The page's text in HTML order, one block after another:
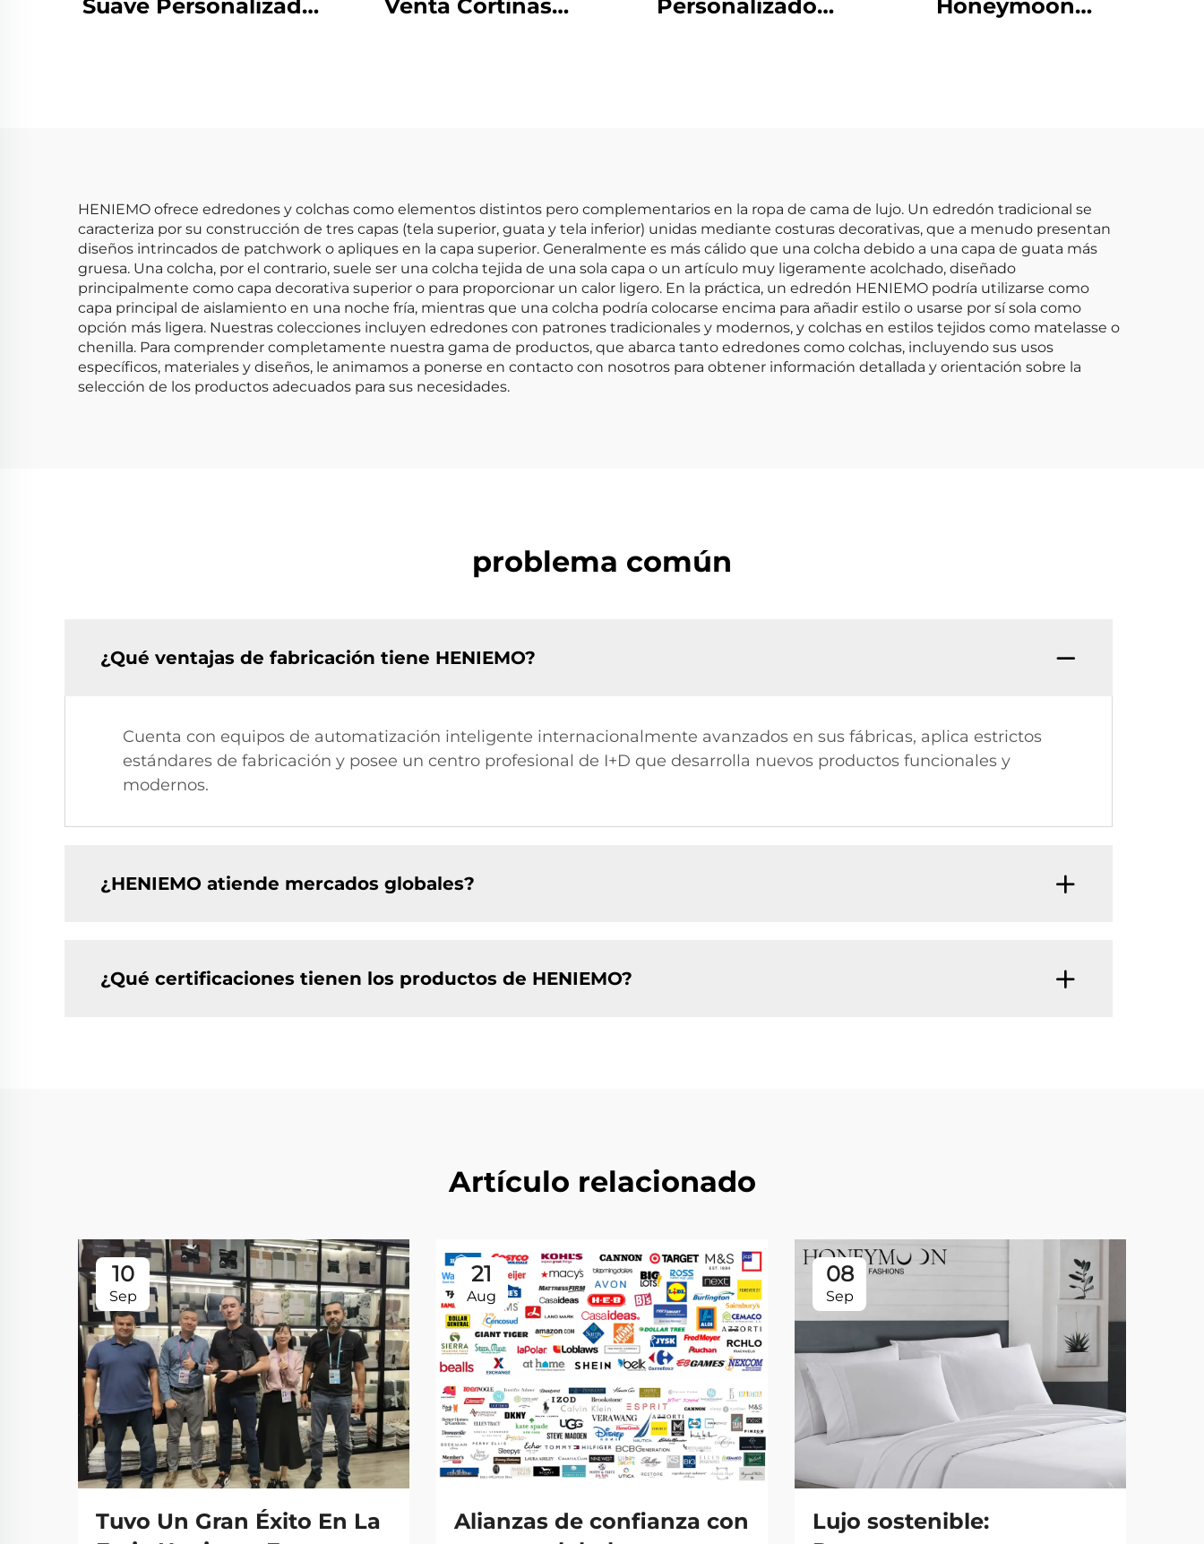
Suave Personalizado
Venta Cortinas
Personalizado
Honeymoon
HENIEMO ofrece edredones y colchas como elementos distintos pero complementarios en la ropa de cama de lujo. Un edredón tradicional se
caracteriza por su construcción de tres capas (tela superior, guata y tela inferior) unidas mediante costuras decorativas, que a menudo presentan
diseños intrincados de patchwork o apliques en la capa superior. Generalmente es más cálido que una colcha debido a una capa de guata más
gruesa. Una colcha, por el contrario, suele ser una colcha tejida de una sola capa o un artículo muy ligeramente acolchado, diseñado
principalmente como capa decorativa superior o para proporcionar un calor ligero. En la práctica, un edredón HENIEMO podría utilizarse como
capa principal de aislamiento en una noche fría, mientras que una colcha podría colocarse encima para añadir estilo o usarse por sí sola como
opción más ligera. Nuestras colecciones incluyen edredones con patrones tradicionales y modernos, y colchas en estilos tejidos como matelasse o
chenilla. Para comprender completamente nuestra gama de productos, que abarca tanto edredones como colchas, incluyendo sus usos
específicos, materiales y diseños, le animamos a ponerse en contacto con nosotros para obtener información detallada y orientación sobre la
selección de los productos adecuados para sus necesidades.
problema común
¿Qué ventajas de fabricación tiene HENIEMO?
Cuenta con equipos de automatización inteligente internacionalmente avanzados en sus fábricas, aplica estrictos
estándares de fabricación y posee un centro profesional de I+D que desarrolla nuevos productos funcionales y
modernos.
¿HENIEMO atiende mercados globales?
¿Qué certificaciones tienen los productos de HENIEMO?
Artículo relacionado
10
Sep
Tuvo Un Gran Éxito En La
21
Aug
Alianzas de confianza con
08
Sep
Lujo sostenible: